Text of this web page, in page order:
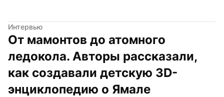
Интервью
От мамонтов до атомного
ледокола. Авторы рассказали,
как создавали детскую 3D-
энциклопедию о Ямале